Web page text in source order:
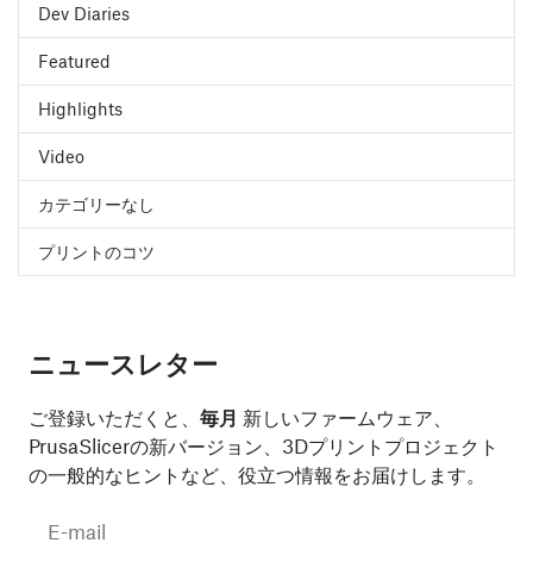
Dev Diaries
Featured
Highlights
Video
カテゴリーなし
プリントのコツ
ニュースレター
ご登録いただくと、 毎月 新しいファームウェア、
PrusaSlicerの新バージョン、3Dプリントプロジェクト
の一般的なヒントなど、役立つ情報をお届けします。